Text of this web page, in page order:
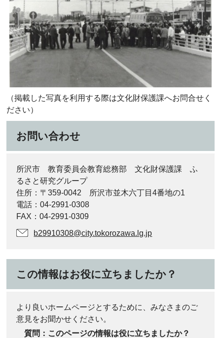
（掲載した写真を利用する際は文化財保護課へお問合せく
ださい）
お問い合わせ
所沢市 教育委員会教育総務部 文化財保護課 ふ
るさと研究グループ
住所：〒359-0042 所沢市並木六丁目4番地の1
電話：04-2991-0308
FAX：04-2991-0309
b29910308@city.tokorozawa.lg.jp
この情報はお役に立ちましたか？
より良いホームページとするために、みなさまのご
意見をお聞かせください。
質問：このページの情報は役に立ちましたか？